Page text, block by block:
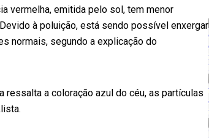
vermelha, emitida pelo sol, tem menor
à poluição, está sendo possível enxergar
normais, segundo a explicação do
a coloração azul do céu, as partículas